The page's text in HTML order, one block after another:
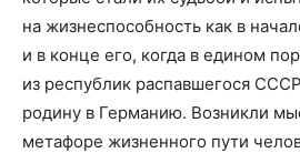
на жизнеспособность как в
и в конце его, когда в едином
из республик распавшегося
родину в Германию. Возникли
метафоре жизненного пути